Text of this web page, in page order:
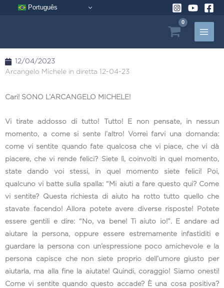
Português
12/04/2023
Arcangelo Michele in diretta 12-04-23
Cari! SONO L’ARCANGELO MICHELE!
Vi tirate addosso di tutto! Tutto! E non pensate, in nessun
momento, a come si sente l’altro! Vorrei farvi una domanda:
come vi sentite quando fate qualcosa che vi piace, che vi dà
piacere, che vi rende felici? Siete lì, coinvolti in quel momento,
state dando voi stessi, in quel momento siete felici! Poi,
qualcuno vi batte sulla spalla: “Mi aiuti a fare questo qui? Come
vi sentite? Questa richiesta di aiuto ha rotto tutto quello che
stavate facendo! Allora potete avere diverse risposte! Potete
essere gentili e dire: “No, va bene! Ti aiuto io!”. E andare ad
aiutare la persona, oppure essere estremamente infastiditi e
guardare la persona con un’espressione poco amichevole e la
persona capisce che non siete proprio dell’umore giusto per
aiutarla, ma alla fine la aiutate! Quindi, coraggio! Siamo onesti!
Come vi sentite quando questo accade? È una cosa positiva?